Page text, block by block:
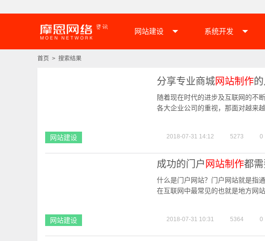
网站建设 系统开发
首页 > 搜索结果
网站建设
分享专业商城网站制作
随着现在时代的进步及互联网的不
各大企业公司的重视，那面对越来
2018-07-31 14:12 5273 0
网站建设
成功的门户 网站制作都需
什么是门户网站？门户网站就是指
在互联网中最常见的也就是地方网
2018-07-31 10:31 5364 0